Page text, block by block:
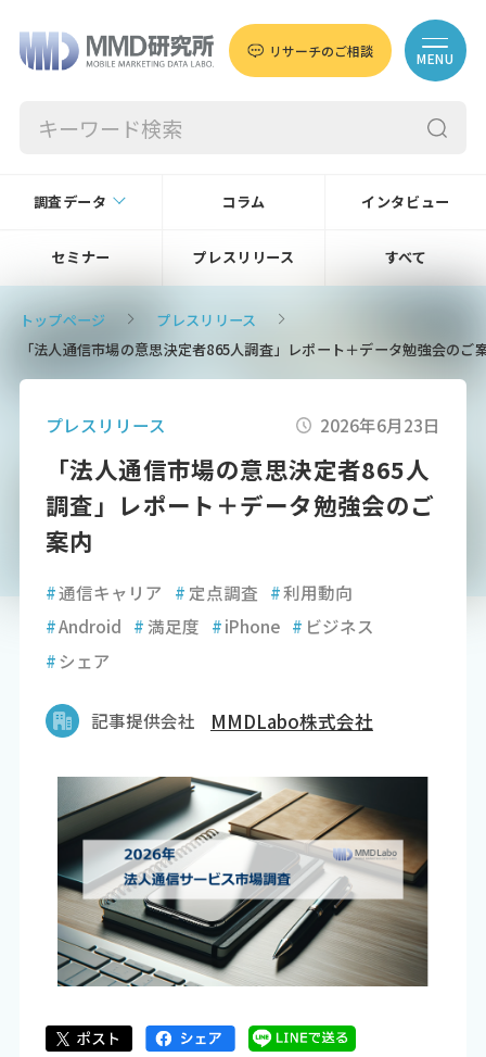
リサーチのご相談 MENU
調査データ コラム インタビュー
セミナー プレスリリース すべて
トップページ
プレスリリース
「法人通信市場の意思決定者865人調査」レポート＋データ勉強会のご
プレスリリース 2026年6月23日
「法人通信市場の意思決定者865人
調査」レポート＋データ勉強会のご
案内
#通信キャリア # 定点調査 #利用動向
#Android #満足度 #iPhone # ビジネス
#シェア
記事提供会社 MMDLabo株式会社